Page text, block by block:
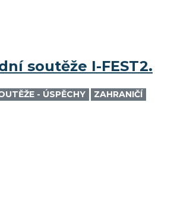
soutěže I-FEST2.
- ÚSPĚCHY ZAHRANIČÍ